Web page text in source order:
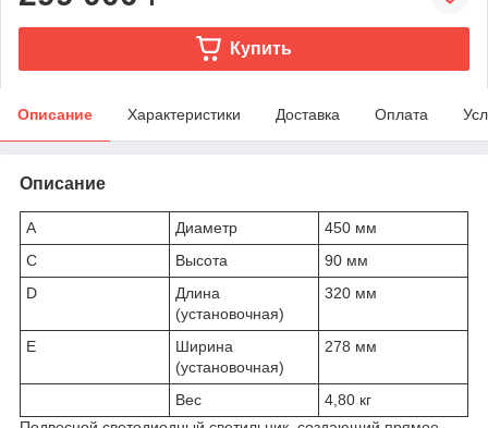
Купить
Описание Характеристики Доставка Оплата
Описание
A Диаметр
450 мм
C
Высота
90 мм
D
Длина
(установочная)
320 мм
E
Ширина
(установочная)
278 мм
Вес
4,80 кг